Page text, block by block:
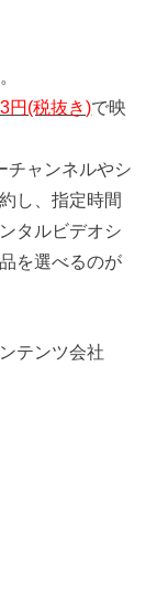
円(税抜き)で映
チャンネルやシ
し、指定時間
タルビデオシ
を選べるのが
テンツ会社